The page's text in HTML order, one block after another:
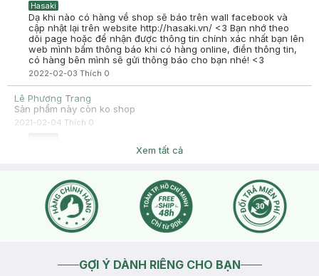
Hasaki
Dạ khi nào có hàng về shop sẽ báo trên wall facebook và
cập nhật lại trên website http://hasaki.vn/ <3 Bạn nhớ theo
dõi page hoặc để nhận được thông tin chính xác nhất bạn lên
web mình bấm thông báo khi có hàng online, điền thông tin,
có hàng bên mình sẽ gửi thông báo cho bạn nhé! <3
2022-02-03 Thích 0
Lê Phương Trang
Sản phẩm này còn ko shop
2021-02-04 Thích 0
Chào bạn, sản phẩm này bên mình đang tạm hết hàng ạ
Xem tất cả
GỢI Ý DÀNH RIÊNG CHO BẠN